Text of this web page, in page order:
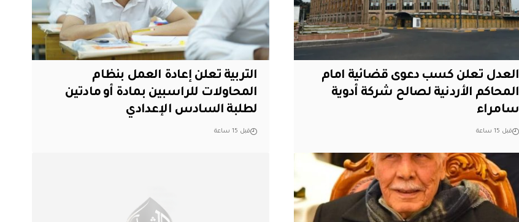
العدل تعلن كسب دعوى قضائية امام
المحاكم الأردنية لصالح شركة أدوية
سامراء
قبل 15 ساعة
التربية تعلن إعادة العمل بنظام
المحاولات للراسبين بمادة أو مادتين
لطلبة السادس الإعدادي
قبل 15 ساعة